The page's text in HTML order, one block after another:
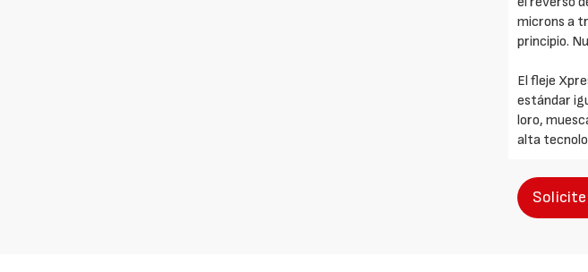
microns a
principio.
El fleje
estándar
loro,
alta